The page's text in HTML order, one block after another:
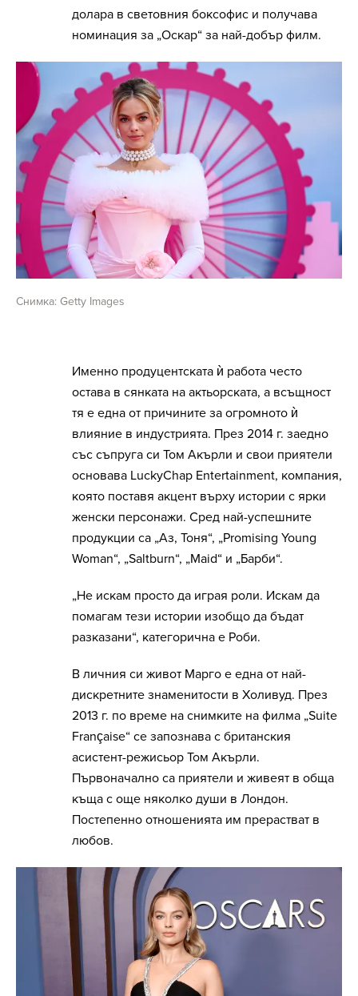
долара в световния боксофис и получава
номинация за „Оскар“ за най-добър филм.
Снимка: Getty Images
Именно продуцентската ѝ работа често
остава в сянката на актьорската, а всъщност
тя е една от причините за огромното ѝ
влияние в индустрията. През 2014 г. заедно
със съпруга си Том Акърли и свои приятели
основава LuckyChap Entertainment, компания,
която поставя акцент върху истории с ярки
женски персонажи. Сред най-успешните
продукции са „Аз, Тоня“, „Promising Young
Woman“, „Saltburn“, „Maid“ и „Барби“.
„Не искам просто да играя роли. Искам да
помагам тези истории изобщо да бъдат
разказани“, категорична е Роби.
В личния си живот Марго е една от най-
дискретните знаменитости в Холивуд. През
2013 г. по време на снимките на филма „Suite
Française“ се запознава с британския
асистент-режисьор Том Акърли.
Първоначално са приятели и живеят в обща
къща с още няколко души в Лондон.
Постепенно отношенията им прерастват в
любов.